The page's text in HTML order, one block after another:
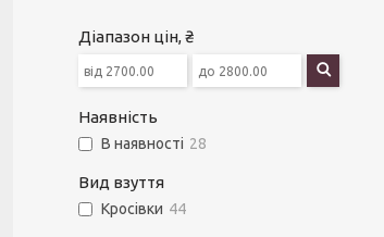
Діапазон цін, ₴
Наявність
В наявності 28
Вид взуття
Кросівки 44